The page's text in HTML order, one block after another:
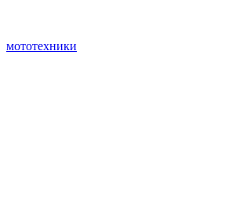
мототехники